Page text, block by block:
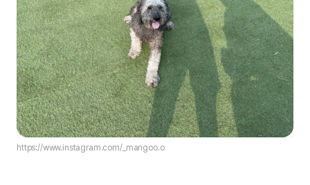
https://www.instagram.com/_mangoo.o